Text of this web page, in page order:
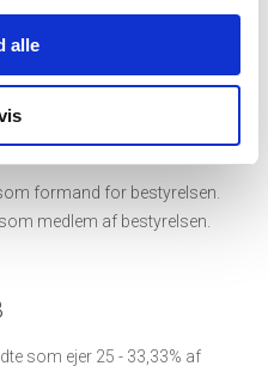
alle
tiltrådte som medlem af
formand for bestyrelsen.
medlem af bestyrelsen.
som ejer 25 - 33,33% af